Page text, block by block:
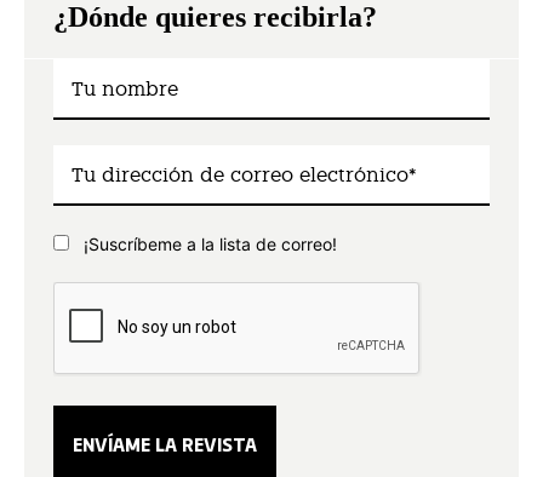
¿Dónde quieres recibirla?
¡Suscríbeme a la lista de correo!